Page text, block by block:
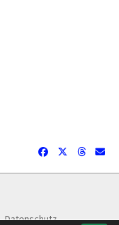
Datenschutz